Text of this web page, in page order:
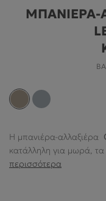
B2B
ABOUT US
ΜΠΑΝΙΕΡΑ-
Η μπανιέρα-αλλαξιέρα
κατάλληλη για μωρά, τα
περισσότερα